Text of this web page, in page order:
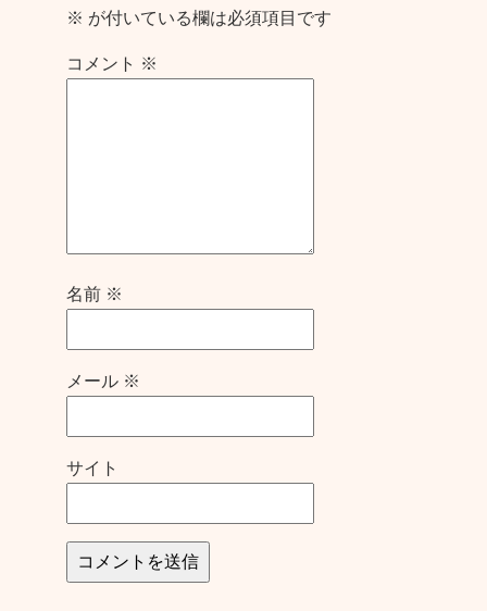
※ が付いている欄は必須項目です
コメント ※
名前 ※
メール ※
サイト